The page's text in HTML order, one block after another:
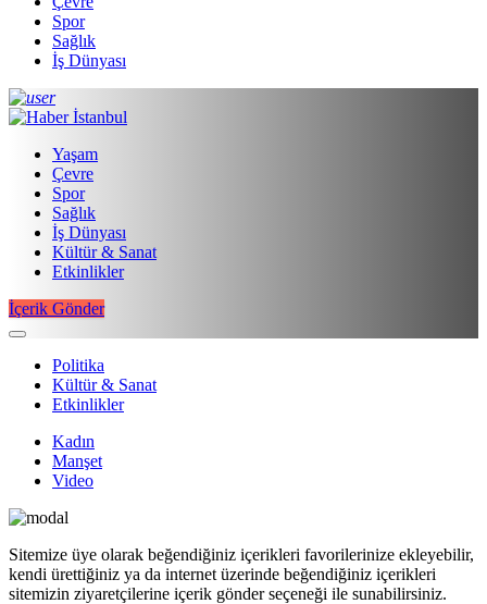
Spor
Sağlık
İş Dünyası
Yaşam
Çevre
Spor
Sağlık
İş Dünyası
Kültür & Sanat
Etkinlikler
İçerik Gönder
Politika
Kültür & Sanat
Etkinlikler
Kadın
Manşet
Video
Sitemize üye olarak beğendiğiniz içerikleri favorilerinize ekleyebilir,
kendi ürettiğiniz ya da internet üzerinde beğendiğiniz içerikleri
sitemizin ziyaretçilerine içerik gönder seçeneği ile sunabilirsiniz.